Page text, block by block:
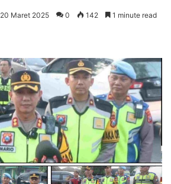
20 Maret 2025 0 142 1 minute read